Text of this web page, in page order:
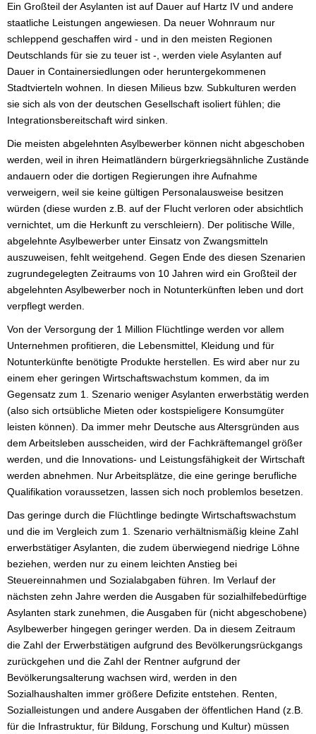
Ein Großteil der Asylanten ist auf Dauer auf Hartz IV und andere
staatliche Leistungen angewiesen. Da neuer Wohnraum nur
schleppend geschaffen wird - und in den meisten Regionen
Deutschlands für sie zu teuer ist -, werden viele Asylanten auf
Dauer in Containersiedlungen oder heruntergekommenen
Stadtvierteln wohnen. In diesen Milieus bzw. Subkulturen werden
sie sich als von der deutschen Gesellschaft isoliert fühlen; die
Integrationsbereitschaft wird sinken.
Die meisten abgelehnten Asylbewerber können nicht abgeschoben
werden, weil in ihren Heimatländern bürgerkriegsähnliche Zustände
andauern oder die dortigen Regierungen ihre Aufnahme
verweigern, weil sie keine gültigen Personalausweise besitzen
würden (diese wurden z.B. auf der Flucht verloren oder absichtlich
vernichtet, um die Herkunft zu verschleiern). Der politische Wille,
abgelehnte Asylbewerber unter Einsatz von Zwangsmitteln
auszuweisen, fehlt weitgehend. Gegen Ende des diesen Szenarien
zugrundegelegten Zeitraums von 10 Jahren wird ein Großteil der
abgelehnten Asylbewerber noch in Notunterkünften leben und dort
verpflegt werden.
Von der Versorgung der 1 Million Flüchtlinge werden vor allem
Unternehmen profitieren, die Lebensmittel, Kleidung und für
Notunterkünfte benötigte Produkte herstellen. Es wird aber nur zu
einem eher geringen Wirtschaftswachstum kommen, da im
Gegensatz zum 1. Szenario weniger Asylanten erwerbstätig werden
(also sich ortsübliche Mieten oder kostspieligere Konsumgüter
leisten können). Da immer mehr Deutsche aus Altersgründen aus
dem Arbeitsleben ausscheiden, wird der Fachkräftemangel größer
werden, und die Innovations- und Leistungsfähigkeit der Wirtschaft
werden abnehmen. Nur Arbeitsplätze, die eine geringe berufliche
Qualifikation voraussetzen, lassen sich noch problemlos besetzen.
Das geringe durch die Flüchtlinge bedingte Wirtschaftswachstum
und die im Vergleich zum 1. Szenario verhältnismäßig kleine Zahl
erwerbstätiger Asylanten, die zudem überwiegend niedrige Löhne
beziehen, werden nur zu einem leichten Anstieg bei
Steuereinnahmen und Sozialabgaben führen. Im Verlauf der
nächsten zehn Jahre werden die Ausgaben für sozialhilfebedürftige
Asylanten stark zunehmen, die Ausgaben für (nicht abgeschobene)
Asylbewerber hingegen geringer werden. Da in diesem Zeitraum
die Zahl der Erwerbstätigen aufgrund des Bevölkerungsrückgangs
zurückgehen und die Zahl der Rentner aufgrund der
Bevölkerungsalterung wachsen wird, werden in den
Sozialhaushalten immer größere Defizite entstehen. Renten,
Sozialleistungen und andere Ausgaben der öffentlichen Hand (z.B.
für die Infrastruktur, für Bildung, Forschung und Kultur) müssen